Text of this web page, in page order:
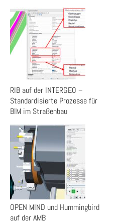
RIB auf der INTERGEO –
Standardisierte Prozesse für
BIM im Straßenbau
OPEN MIND und Hummingbird
auf der AMB